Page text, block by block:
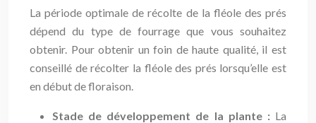
La période optimale de récolte de la fléole des prés
dépend du type de fourrage que vous souhaitez
obtenir. Pour obtenir un foin de haute qualité, il est
conseillé de récolter la fléole des prés lorsqu’elle est
en début de floraison.
Stade de développement de la plante : La